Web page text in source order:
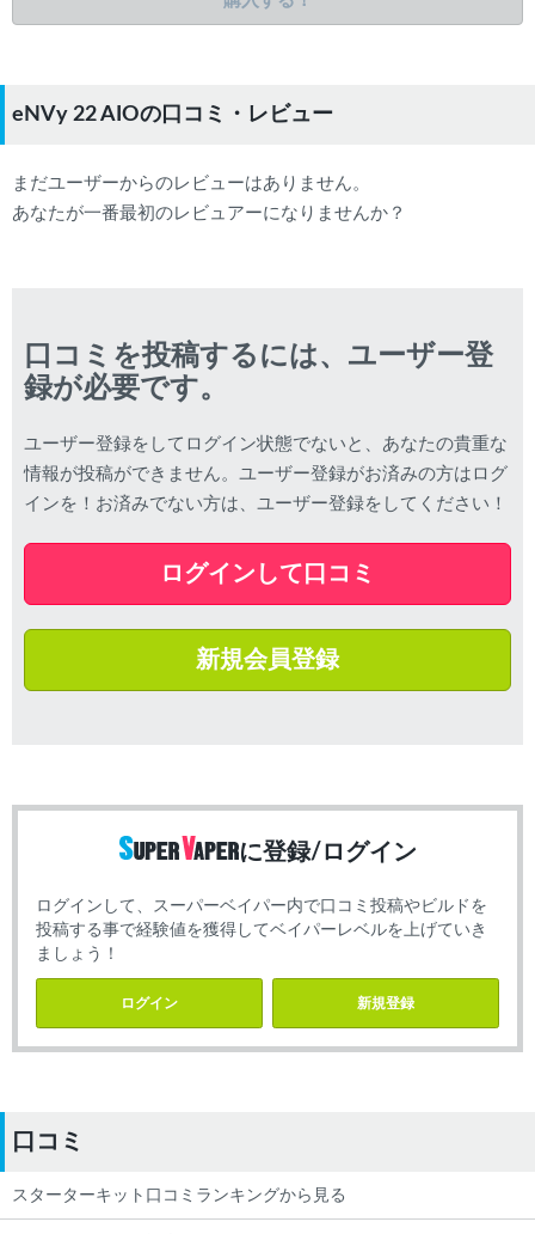
eNVy 22 AIOの口コミ・レビュー
まだユーザーからのレビューはありません。
あなたが一番最初のレビュアーになりませんか？
口コミを投稿するには、ユーザー登
録が必要です。
ユーザー登録をしてログイン状態でないと、あなたの貴重な
情報が投稿ができません。ユーザー登録がお済みの方はログ
インを！お済みでない方は、ユーザー登録をしてください！
ログインして口コミ
新規会員登録
に登録/ログイン
ログインして、スーパーベイパー内で口コミ投稿やビルドを
投稿する事で経験値を獲得してベイパーレベルを上げていき
ましょう！
ログイン 新規登録
口コミ
スターターキット口コミランキングから見る